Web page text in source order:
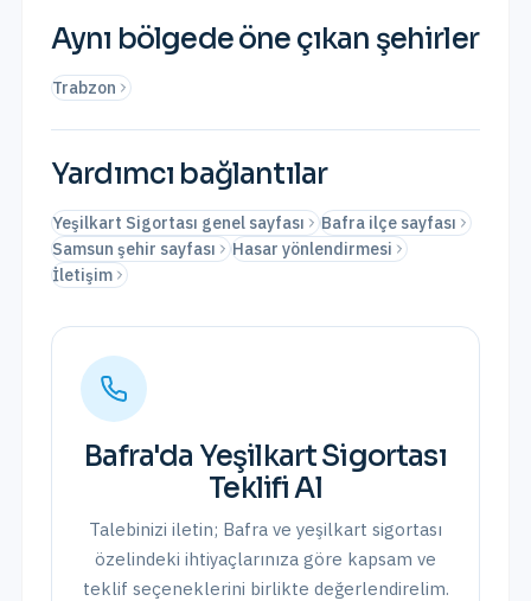
Aynı bölgede öne çıkan şehirler
Trabzon
Yardımcı bağlantılar
Yeşilkart Sigortası genel sayfası
Bafra ilçe sayfası
Samsun şehir sayfası
Hasar yönlendirmesi
İletişim
Bafra'da Yeşilkart Sigortası
Teklifi Al
Talebinizi iletin; Bafra ve yeşilkart sigortası
özelindeki ihtiyaçlarınıza göre kapsam ve
teklif seçeneklerini birlikte değerlendirelim.